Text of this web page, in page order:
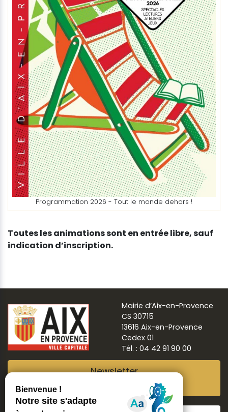
Programmation 2026 - Tout le monde dehors !
Toutes les animations sont en entrée libre, sauf
indication d’inscription.
Mairie d’Aix-en-Provence
CS 30715
13616 Aix-en-Provence
Cedex 01
Tél. : 04 42 91 90 00
Newsletter